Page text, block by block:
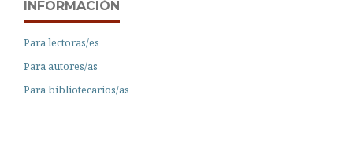
INFORMACIÓN
Para lectoras/es
Para autores/as
Para bibliotecarios/as